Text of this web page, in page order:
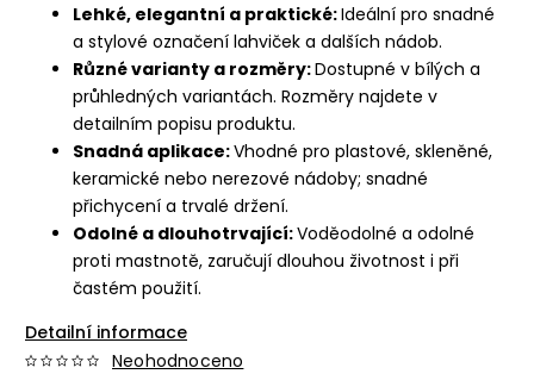
Lehké, elegantní a praktické:Ideální pro snadné
a stylové označení lahviček a dalších nádob.
Různé varianty a rozměry:Dostupné v bílých a
průhledných variantách. Rozměry najdete v
detailním popisu produktu.
Snadná aplikace:Vhodné pro plastové, skleněné,
keramické nebo nerezové nádoby; snadné
přichycení a trvalé držení.
Odolné a dlouhotrvající:Voděodolné a odolné
proti mastnotě, zaručují dlouhou životnost i při
častém použití.
Detailní informace
Neohodnoceno